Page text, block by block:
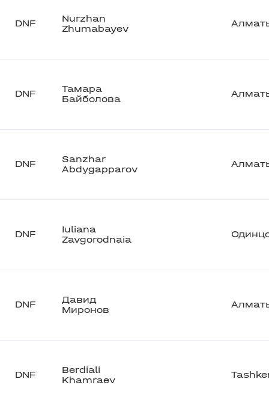
DNF
Nurzhan
Zhumabayev
DNF
Тамара
Байболова
DNF
Sanzhar
Abdygapparov
DNF
Iuliana
Zavgorodnaia
DNF
Давид
Миронов
DNF
Berdiali
Khamraev